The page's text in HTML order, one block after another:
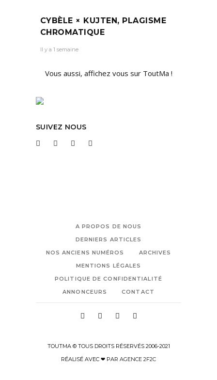
CYBÈLE × KUJTEN, PLAGISME
CHROMATIQUE
Il y a 1 semaine
Vous aussi, affichez vous sur ToutMa !
SUIVEZ NOUS
A PROPOS DE NOUS
DERNIERS ARTICLES
NOS ANCIENS NUMÉROS
ARCHIVES
MENTIONS LÉGALES
POLITIQUE DE CONFIDENTIALITÉ
ANNONCEURS
CONTACT
TOUTMA © TOUS DROITS RÉSERVÉS 2006-2021
RÉALISÉ AVEC ❤ PAR AGENCE 2F2C